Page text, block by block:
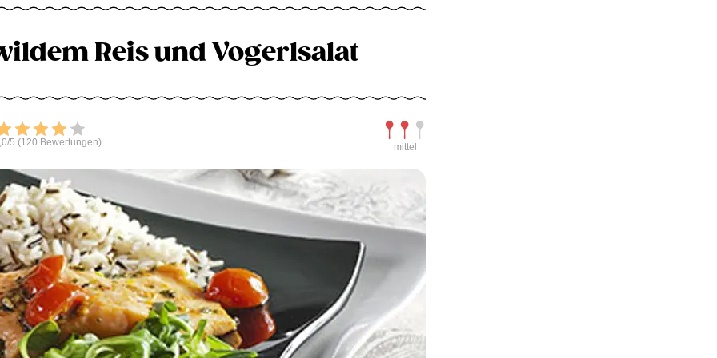
Reis und Vogerlsalat
Bewerten
5 (120 Bewertungen)
Schwierigkeit
mittel